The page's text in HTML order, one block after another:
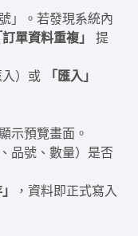
」。若發現系統內
訂單資料重複」
提
入）或
「匯入」
示預覽畫面。
品號、數量）是否
，資料即正式寫入